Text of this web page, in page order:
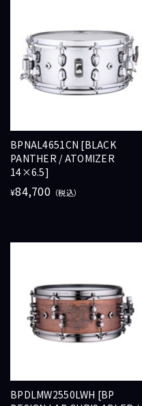
BPNAL4651CN [BLACK
PANTHER / ATOMIZER
14×6.5]
¥84,700（税込）
BPDLMW2550LWH [BP